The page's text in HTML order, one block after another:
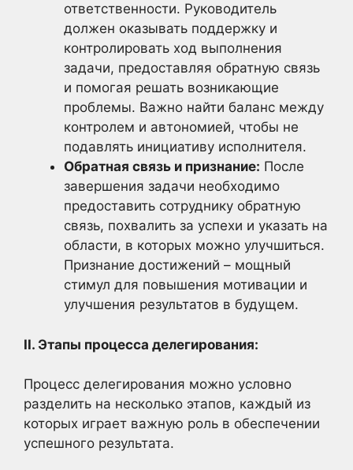
ответственности. Руководитель
должен оказывать поддержку и
контролировать ход выполнения
задачи, предоставляя обратную связь
и помогая решать возникающие
проблемы. Важно найти баланс между
контролем и автономией, чтобы не
подавлять инициативу исполнителя.
Обратная связь и признание: После
завершения задачи необходимо
предоставить сотруднику обратную
связь, похвалить за успехи и указать на
области, в которых можно улучшиться.
Признание достижений – мощный
стимул для повышения мотивации и
улучшения результатов в будущем.
II. Этапы процесса делегирования:
Процесс делегирования можно условно
разделить на несколько этапов, каждый из
которых играет важную роль в обеспечении
успешного результата.